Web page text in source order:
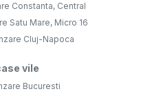
Constanta, Central
Satu Mare, Micro 16
Cluj-Napoca
vile
Bucuresti